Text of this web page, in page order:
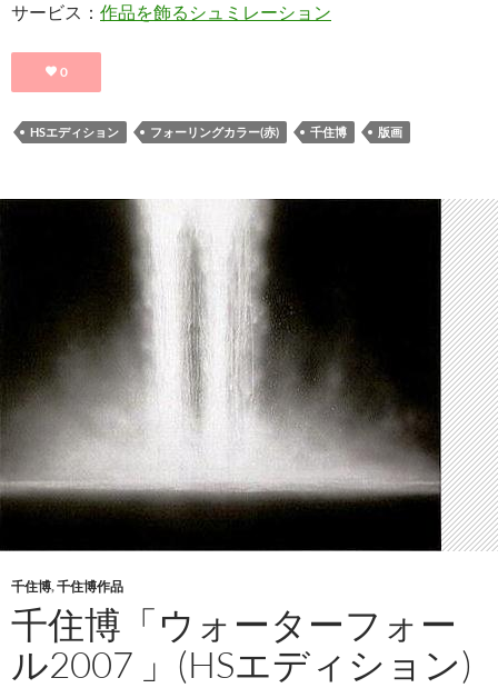
サービス： 作品を飾るシュミレーション
0
HSエディション フォーリングカラー(赤) 千住博 版画
千住博,千住博作品
千住博「ウォーターフォー
ル2007 」(HSエディション)